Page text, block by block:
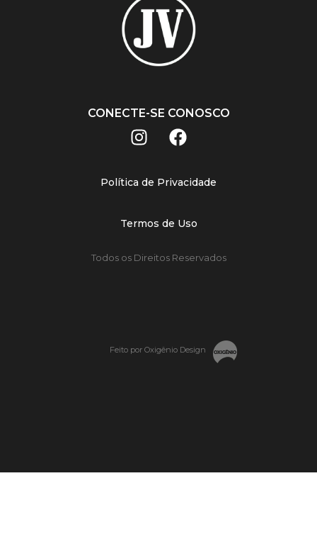
CONECTE-SE CONOSCO
Política de Privacidade
Termos de Uso
Todos os Direitos Reservados
Feito por Oxigênio Design